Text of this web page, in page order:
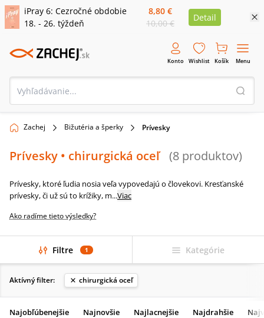
iPray 6: Cezročné obdobie
18. - 26. týždeň
8,80 €
10,00 €
Detail
Konto Wishlist Košík Menu
Zachej Bižutéria a šperky Prívesky
Prívesky • chirurgická oceľ (8 produktov)
Prívesky, ktoré ľudia nosia veľa vypovedajú o človekovi. Kresťanské
prívesky, či už sú to krížiky, m...Viac
Ako radíme tieto výsledky?
Filtre 1 Kategórie
Najobľúbenejšie Najnovšie Najlacnejšie Najdrahšie
Aktívný filter: chirurgická oceľ